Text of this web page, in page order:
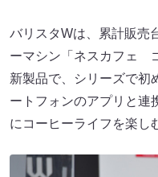
バリスタWは、累計販売
ーマシン「ネスカフェ
新製品で、シリーズで初
ートフォンのアプリと連
にコーヒーライフを楽し